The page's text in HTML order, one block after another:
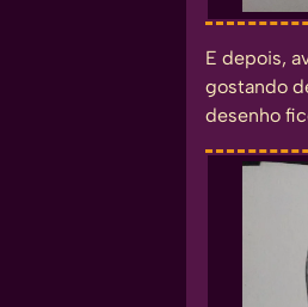
E depois,
gostando
desenho